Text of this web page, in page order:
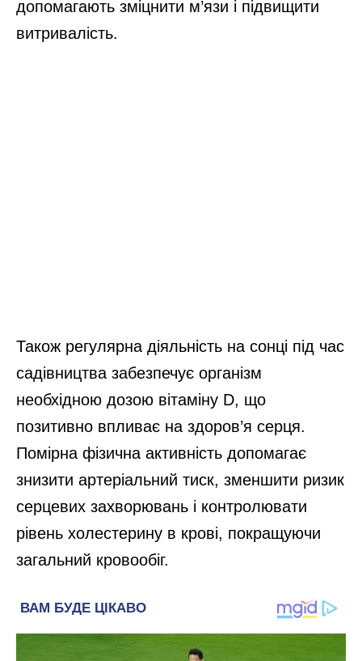
допомагають зміцнити м’язи і підвищити
витривалість.
Також регулярна діяльність на сонці під час
садівництва забезпечує організм
необхідною дозою вітаміну D, що
позитивно впливає на здоров’я серця.
Помірна фізична активність допомагає
знизити артеріальний тиск, зменшити ризик
серцевих захворювань і контролювати
рівень холестерину в крові, покращуючи
загальний кровообіг.